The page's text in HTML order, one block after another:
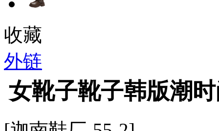
收藏
外链
女靴子靴子韩版潮